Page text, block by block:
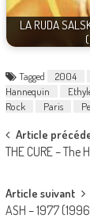
LA RUDA
Tagged 2004
Hannequin
Rock
Paris
Post
navigation
Article
THE CURE – The
Article suivant
ASH – 1977